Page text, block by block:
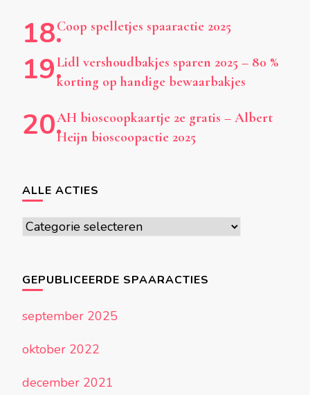
Coop spelletjes spaaractie 2025
Lidl vershoudbakjes sparen 2025 – 80 %
korting op handige bewaarbakjes
AH bioscoopkaartje 2e gratis – Albert
Heijn bioscoopactie 2025
ALLE ACTIES
Alle
GEPUBLICEERDE SPAARACTIES
september 2025
oktober 2022
december 2021